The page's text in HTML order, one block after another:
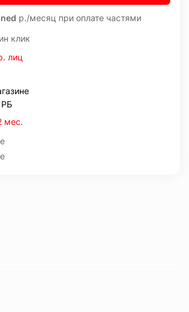
р./месяц при оплате частями
клик
лиц
РБ
мес.